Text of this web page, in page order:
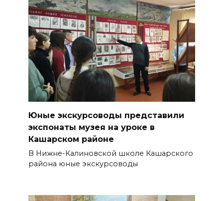
Юные экскурсоводы представили
экспонаты музея на уроке в
Кашарском районе
В Нижне-Калиновской школе Кашарского
района юные экскурсоводы